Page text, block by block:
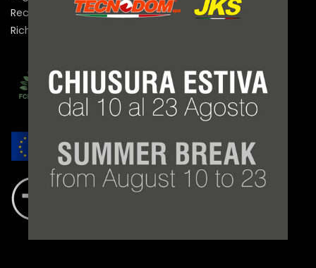
Recupero password
Richiesta registrazione area clienti